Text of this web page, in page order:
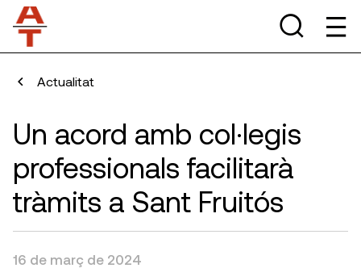
Actualitat
Un acord amb col·legis
professionals facilitarà
tràmits a Sant Fruitós
16 de març de 2024